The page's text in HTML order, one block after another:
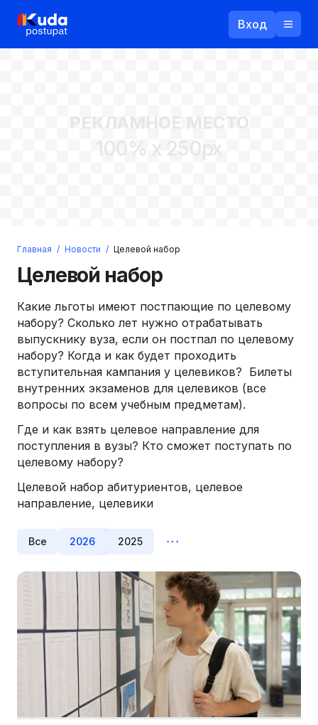
Вход
Войти
Регистрация
Прислать пароль
РЕКЛАМНОЕ МЕСТО
100% x 250px
Главная / Новости / Целевой набор
Целевой набор
Какие льготы имеют постпающие по целевому
набору? Сколько лет нужно отрабатывать
выпускнику вуза, если он постпал по целевому
набору? Когда и как будет проходить
вступительная кампания у целевиков? Билеты
внутренних экзаменов для целевиков (все
вопросы по всем учебным предметам).
Где и как взять целевое направление для
поступления в вузы? Кто сможет поступать по
целевому набору?
Целевой набор абитуриентов, целевое
направление, целевики
Все 2026 2025